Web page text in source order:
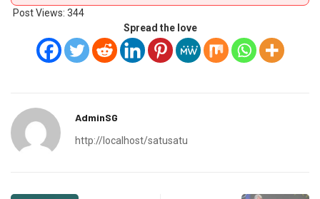
Post Views: 344
Spread the love
AdminSG
http://localhost/satusatu